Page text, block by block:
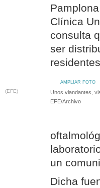
Clínica
consulta
ser
AMPLIAR FOTO
(EFE)
Unos viandantes,
EFE/Archivo
un
Dicha